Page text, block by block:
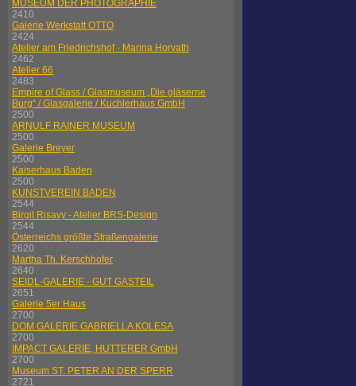
MUSEUM DER PHOTOGRAPHIE
2410
Galerie Werkstatt OTTO
2424
Atelier am Friedrichshof - Marina Horvath
2462
Atelier 66
2483
Empire of Glass / Glasmuseum „Die gläserne
Burg“ / Glasgalerie / Kuchlerhaus GmbH
2500
ARNULF RAINER MUSEUM
2500
Galerie Breyer
2500
Kaiserhaus Baden
2500
KUNSTVEREIN BADEN
2544
Birgit Risavy - Atelier BRS-Design
2544
Österreichs größte Straßengalerie
2620
Martha Th. Kerschhofer
2640
SEIDL-GALERIE - GUT GASTEIL
2651
Galerie 5er Haus
2700
DOM GALERIE GABRIELLA KOLESA
2700
IMPACT GALERIE, HUTTERER GmbH
2700
Museum ST. PETER AN DER SPERR
2721